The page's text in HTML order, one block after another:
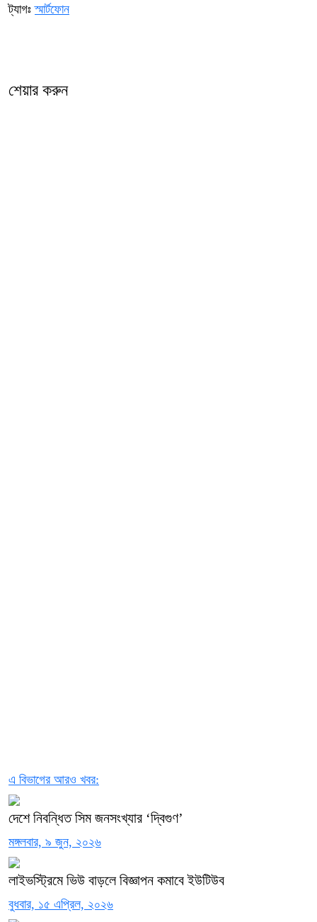
ট্যাগঃস্মার্টফোন
শেয়ার করুন
এ বিভাগের আরও খবর:
দেশে নিবন্ধিত সিম জনসংখ্যার ‘দ্বিগুণ’
মঙ্গলবার, ৯ জুন, ২০২৬
লাইভস্ট্রিমে ভিউ বাড়লে বিজ্ঞাপন কমাবে ইউটিউব
বুধবার, ১৫ এপ্রিল, ২০২৬